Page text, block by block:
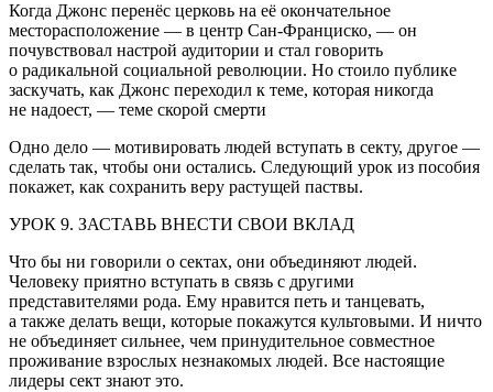
Когда Джонс перенёс церковь на её окончательное
месторасположение — в центр Сан-Франциско, — он
почувствовал настрой аудитории и стал говорить
о радикальной социальной революции. Но стоило публике
заскучать, как Джонс переходил к теме, которая никогда
не надоест, — теме скорой смерти
Одно дело — мотивировать людей вступать в секту, другое —
сделать так, чтобы они остались. Следующий урок из пособия
покажет, как сохранить веру растущей паствы.
УРОК 9. ЗАСТАВЬ ВНЕСТИ СВОИ ВКЛАД
Что бы ни говорили о сектах, они объединяют людей.
Человеку приятно вступать в связь с другими
представителями рода. Ему нравится петь и танцевать,
а также делать вещи, которые покажутся культовыми. И ничто
не объединяет сильнее, чем принудительное совместное
проживание взрослых незнакомых людей. Все настоящие
лидеры сект знают это.